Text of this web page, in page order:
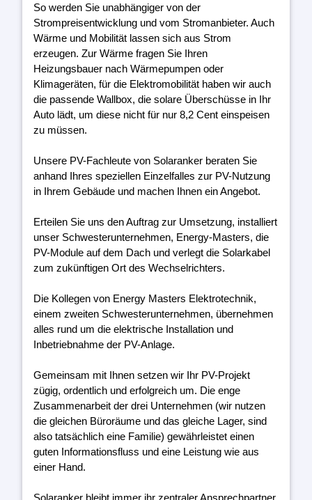
So werden Sie unabhängiger von der
Strompreisentwicklung und vom Stromanbieter. Auch
Wärme und Mobilität lassen sich aus Strom
erzeugen. Zur Wärme fragen Sie Ihren
Heizungsbauer nach Wärmepumpen oder
Klimageräten, für die Elektromobilität haben wir auch
die passende Wallbox, die solare Überschüsse in Ihr
Auto lädt, um diese nicht für nur 8,2 Cent einspeisen
zu müssen.
Unsere PV-Fachleute von Solaranker beraten Sie
anhand Ihres speziellen Einzelfalles zur PV-Nutzung
in Ihrem Gebäude und machen Ihnen ein Angebot.
Erteilen Sie uns den Auftrag zur Umsetzung, installiert
unser Schwesterunternehmen, Energy-Masters, die
PV-Module auf dem Dach und verlegt die Solarkabel
zum zukünftigen Ort des Wechselrichters.
Die Kollegen von Energy Masters Elektrotechnik,
einem zweiten Schwesterunternehmen, übernehmen
alles rund um die elektrische Installation und
Inbetriebnahme der PV-Anlage.
Gemeinsam mit Ihnen setzen wir Ihr PV-Projekt
zügig, ordentlich und erfolgreich um. Die enge
Zusammenarbeit der drei Unternehmen (wir nutzen
die gleichen Büroräume und das gleiche Lager, sind
also tatsächlich eine Familie) gewährleistet einen
guten Informationsfluss und eine Leistung wie aus
einer Hand.
Solaranker bleibt immer ihr zentraler Ansprechpartner